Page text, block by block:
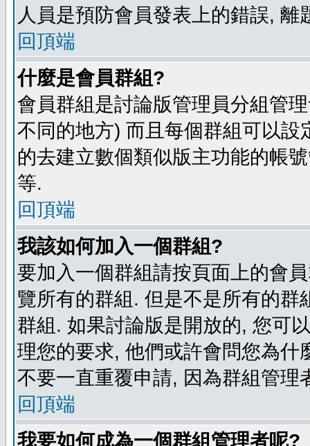
人員是預防會員發表上的錯誤, 離
回頂端
什麼是會員群組?
會員群組是討論版管理員分組管
不同的地方) 而且每個群組可以
的去建立數個類似版主功能的帳
等.
回頂端
我該如何加入一個群組?
要加入一個群組請按頁面上的會
覽所有的群組. 但是不是所有的
群組. 如果討論版是開放的, 您可
理您的要求, 他們或許會問您為
不要一直重覆申請, 因為群組管理
回頂端
我要如何成為一個群組管理者呢?